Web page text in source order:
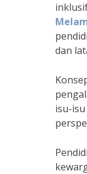
dan
isu-